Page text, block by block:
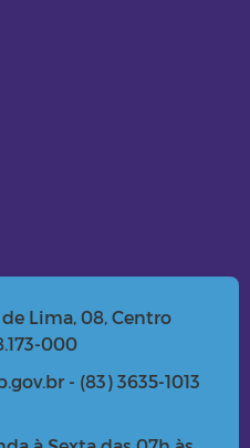
Lima, 08, Centro
000
- (83) 3635-1013